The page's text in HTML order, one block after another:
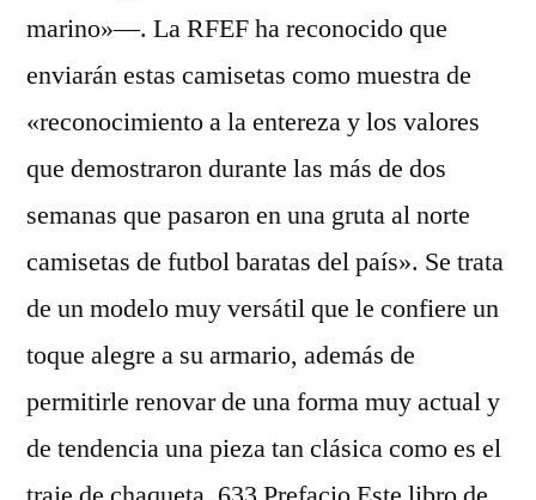
marino»—. La RFEF ha reconocido que
enviarán estas camisetas como muestra de
«reconocimiento a la entereza y los valores
que demostraron durante las más de dos
semanas que pasaron en una gruta al norte
camisetas de futbol baratas del país». Se trata
de un modelo muy versátil que le confiere un
toque alegre a su armario, además de
permitirle renovar de una forma muy actual y
de tendencia una pieza tan clásica como es el